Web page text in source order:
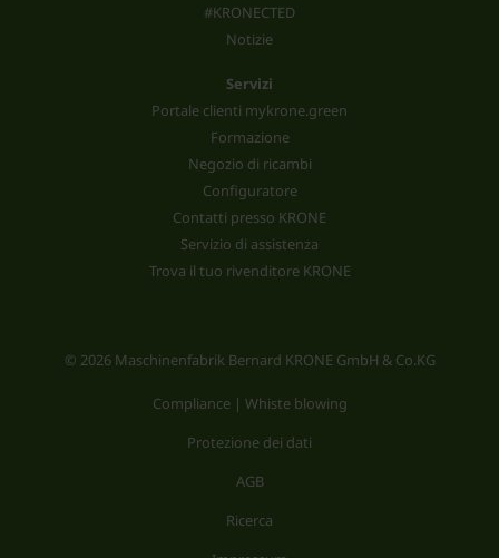
#KRONECTED
Notizie
Servizi
Portale clienti mykrone.green
Formazione
Negozio di ricambi
Configuratore
Contatti presso KRONE
Servizio di assistenza
Trova il tuo rivenditore KRONE
© 2026 Maschinenfabrik Bernard KRONE GmbH & Co.KG
Compliance | Whiste blowing
Protezione dei dati
AGB
Ricerca